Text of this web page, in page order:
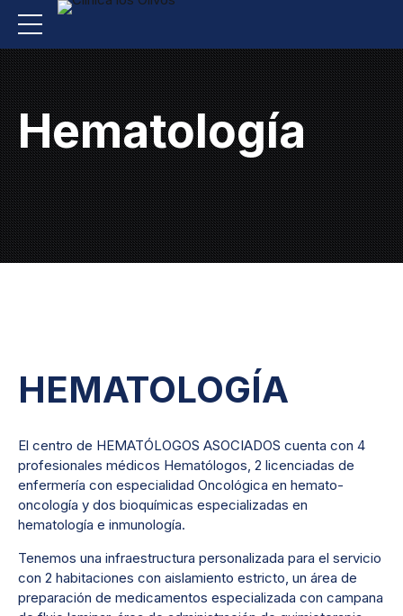
Hematología
HEMATOLOGÍA
El centro de HEMATÓLOGOS ASOCIADOS cuenta con 4
profesionales médicos Hematólogos, 2 licenciadas de
enfermería con especialidad Oncológica en hemato-
oncología y dos bioquímicas especializadas en
hematología e inmunología.
Tenemos una infraestructura personalizada para el servicio
con 2 habitaciones con aislamiento estricto, un área de
preparación de medicamentos especializada con campana